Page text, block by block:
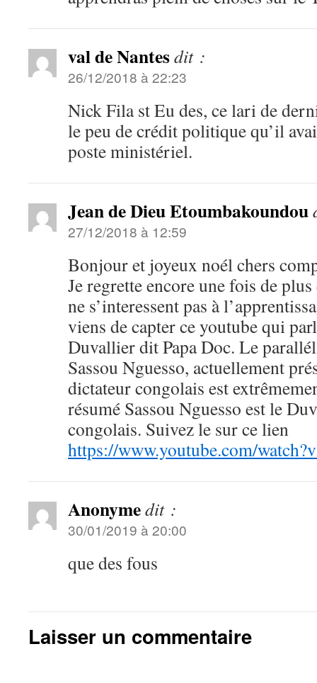
val de Nantesdit :
26/12/2018 à 22:23
Nick Fila st Eu des, ce lari de
le peu de crédit politique qu’il
poste ministériel.
Jean de Dieu Etoumbakoundou
27/12/2018 à 12:59
Bonjour et joyeux noél chers
Je regrette encore une fois de
ne s’interessent pas à
viens de capter ce youtube qui
Duvallier dit Papa Doc. Le
Sassou Nguesso, actuellement
dictateur congolais est
résumé Sassou Nguesso est le
congolais. Suivez le sur ce lien
https://www.youtube.com/
Anonymedit :
30/01/2019 à 20:00
que des fous
Laisser un commentaire